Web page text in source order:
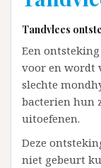
Tandvlees
Een
voor en wordt
slechte
bacterien hun
uitoefenen.
Deze
niet gebeurt